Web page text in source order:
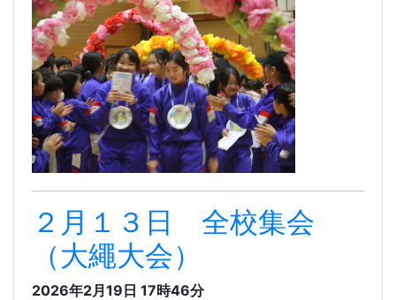
２月１３日 全校集会
（大繩大会）
2026年2月19日 17時46分